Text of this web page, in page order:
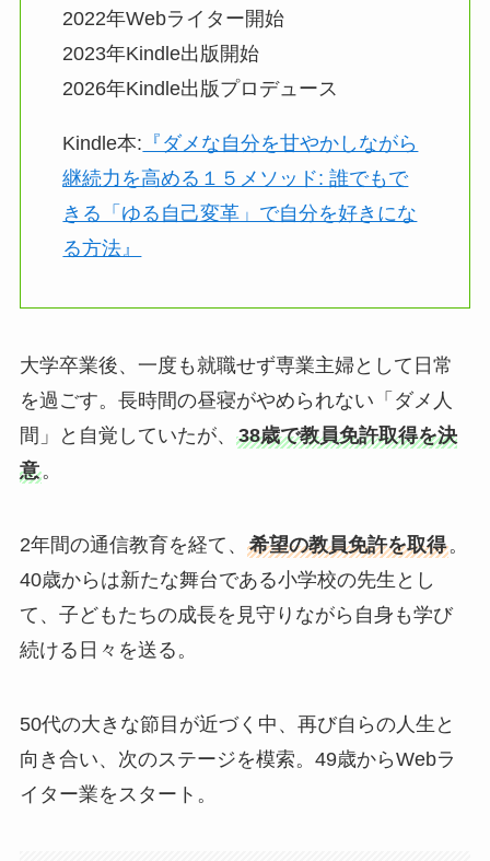
2022年Webライター開始
2023年Kindle出版開始
2026年Kindle出版プロデュース
Kindle本: 『ダメな自分を甘やかしながら
継続力を高める１５メソッド: 誰でもで
きる「ゆる自己変革」で自分を好きにな
る方法』
大学卒業後、一度も就職せず専業主婦として日常
を過ごす。長時間の昼寝がやめられない「ダメ人
間」と自覚していたが、 38歳で教員免許取得を決
意。
2年間の通信教育を経て、 希望の教員免許を取得。
40歳からは新たな舞台である小学校の先生とし
て、子どもたちの成長を見守りながら自身も学び
続ける日々を送る。
50代の大きな節目が近づく中、再び自らの人生と
向き合い、次のステージを模索。49歳からWebラ
イター業をスタート。